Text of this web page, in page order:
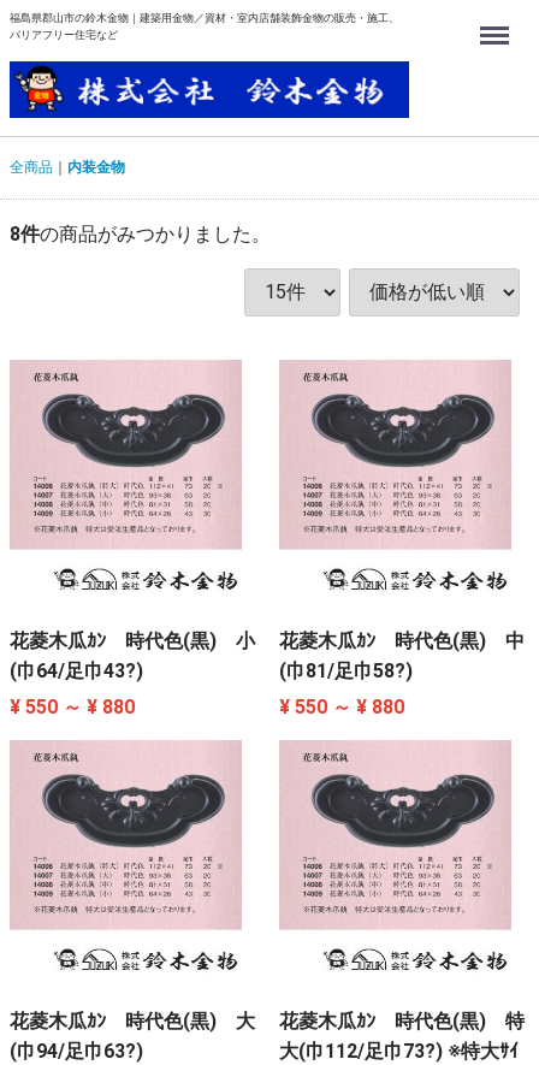
福島県郡山市の鈴木金物｜建築用金物／資材・室内店舗装飾金物の販売・施工、
バリアフリー住宅など
Menu
全商品 内装金物
8件の商品がみつかりました。
花菱木瓜ｶﾝ 時代色(黒) 小
(巾64/足巾43?)
¥ 550 ～ ¥ 880
花菱木瓜ｶﾝ 時代色(黒) 中
(巾81/足巾58?)
¥ 550 ～ ¥ 880
花菱木瓜ｶﾝ 時代色(黒) 大
(巾94/足巾63?)
花菱木瓜ｶﾝ 時代色(黒) 特
大(巾112/足巾73?) ※特大ｻｲ